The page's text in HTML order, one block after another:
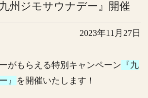
州ジモサウナデー』開催
2023年11月27日
がもらえる特別キャンペーン 『九
』 を開催いたします！